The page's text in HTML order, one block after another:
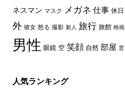
ネスマン マスク メガネ 仕事 休日
外 彼女 怒る 撮影 新人 旅行 旅館 映画
男性 眼鏡 空 笑顔 自然 部屋 雲
人気ランキング